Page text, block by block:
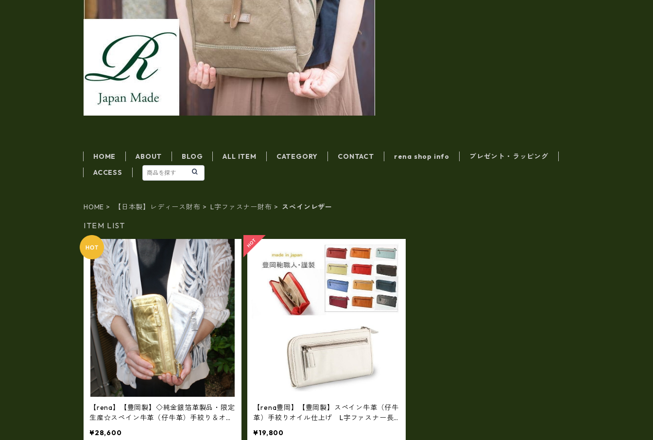
HOME ABOUT BLOG ALL ITEM CATEGORY CONTACT rena shop info
プレゼント・ラッピング
ACCESS
HOME 【日本製】レディース財布 L字ファスナー財布 スペインレザー
ITEM LIST
【rena】【豊岡製】◇純金銀箔革製品・限定
生産☆スペイン牛革（仔牛革）手絞り＆オイ
¥28,600
【rena豊岡】【豊岡製】スペイン牛革（仔牛
革）手絞りオイル仕上げ L字ファスナー長
¥19,800